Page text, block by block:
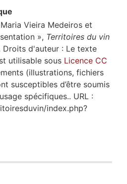
Vieira Medeiros et
», Territoires du vin
Droits d'auteur : Le texte
utilisable sous Licence CC
(illustrations, fichiers
susceptibles d’être soumis
spécifiques.. URL :
index.php?